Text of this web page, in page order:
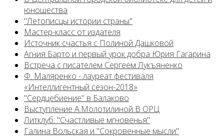
юношества
"Летописцы истории страны"
Мастер-класс от издателя
Источник счастья с Полиной Дашковой
Агния Барто и первый урок добра Юрия Гагарина
Встреча с писателем Сергеем Лукъяненко
Ф. Маляренко - лауреат фестиваля
«Интеллигентный сезон-2018»
"Сердцебиение" в Балаково
Выступление А.Молотилиной В ОРЦ
Литклуб: "Счастливые мгновенья"
Галина Вольская и "Сокровенные мысли"